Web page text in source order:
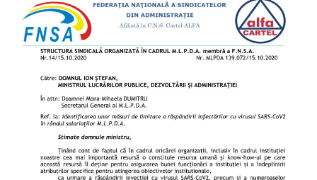
Oferte membri
Covid-19
Contact